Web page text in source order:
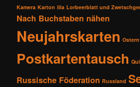
Kamera Karton lila Lorbeerblatt und
Nach Buchstaben nähen
Neujahrskarten Ostern
Postkartentausch
Russische Föderation Russland